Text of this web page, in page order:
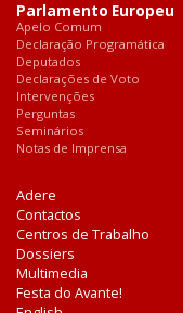
Parlamento Europeu
Apelo Comum
Declaração Programática
Deputados
Declarações de Voto
Intervenções
Perguntas
Seminários
Notas de Imprensa
Adere
Contactos
Centros de Trabalho
Dossiers
Multimedia
Festa do Avante!